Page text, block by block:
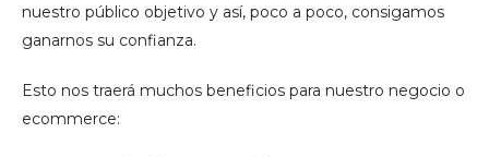
nuestro público objetivo y así, poco a poco, consigamos
ganarnos su confianza.
Esto nos traerá muchos beneficios para nuestro negocio o
ecommerce: